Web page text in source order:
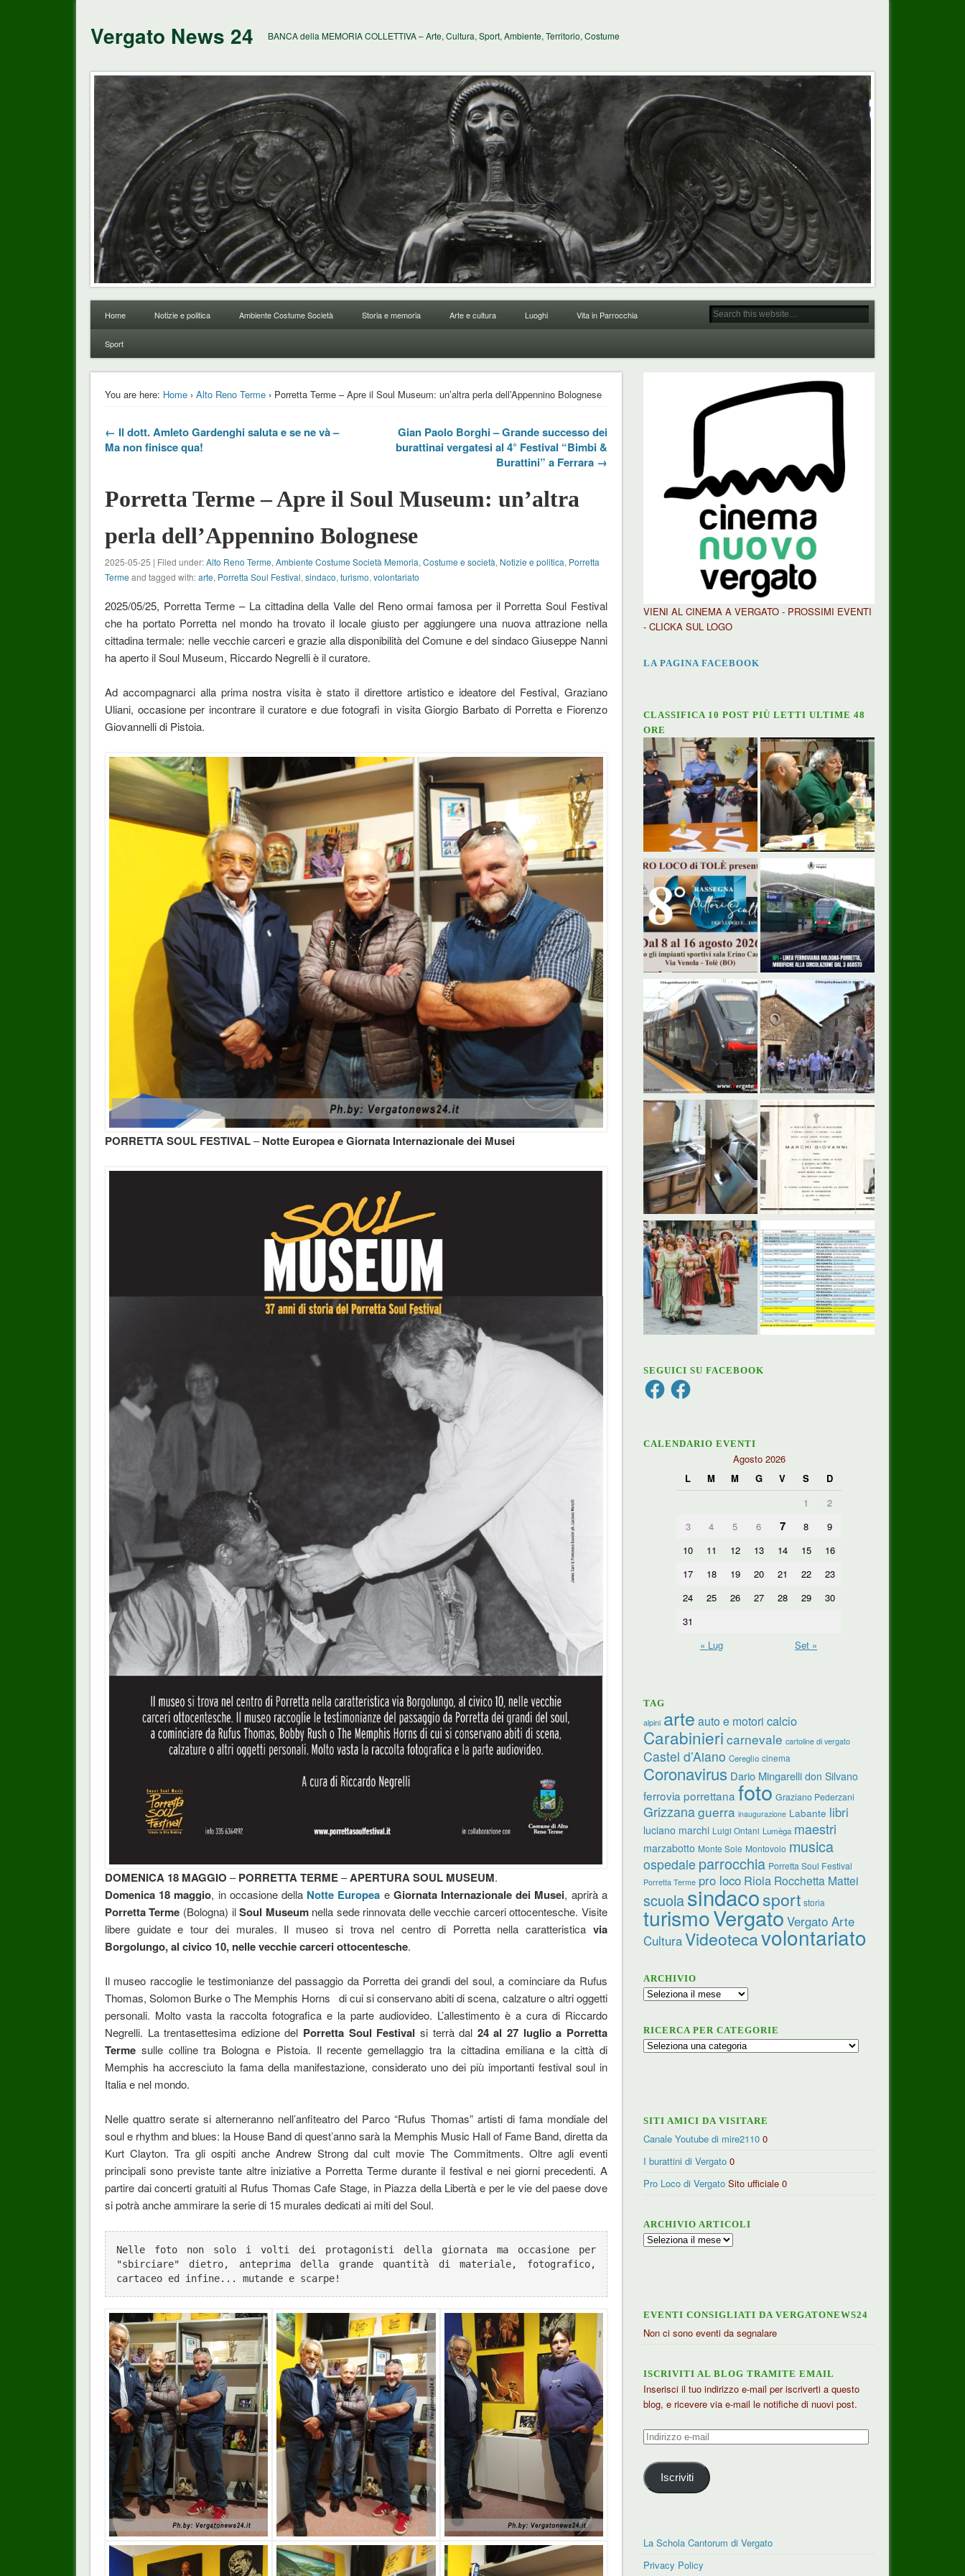
Vergato News 24 BANCA della MEMORIA COLLETTIVA – Arte, Cultura, Sport, Ambiente, Territorio, Costume
Home Notizie e politica Ambiente Costume Società Storia e memoria Arte e cultura Luoghi Vita in Parrocchia
Sport
You are here: Home› Alto Reno Terme› Porretta Terme – Apre il Soul Museum: un’altra perla dell’Appennino Bolognese
← Il dott. Amleto Gardenghi saluta e se ne và –
Ma non finisce qua!
Gian Paolo Borghi – Grande successo dei
burattinai vergatesi al 4° Festival “Bimbi &
Burattini” a Ferrara →
Porretta Terme – Apre il Soul Museum: un’altra
perla dell’Appennino Bolognese
2025-05-25 | Filed under:Alto Reno Terme, Ambiente Costume Società Memoria, Costume e società, Notizie e politica, Porretta
Terme and tagged with:arte, Porretta Soul Festival, sindaco, turismo, volontariato
2025/05/25, Porretta Terme – La cittadina della Valle del Reno ormai famosa per il Porretta Soul Festival
che ha portato Porretta nel mondo ha trovato il locale giusto per aggiungere una nuova attrazione nella
cittadina termale: nelle vecchie carceri e grazie alla disponibilità del Comune e del sindaco Giuseppe Nanni
ha aperto il Soul Museum, Riccardo Negrelli è il curatore.
Ad accompagnarci alla prima nostra visita è stato il direttore artistico e ideatore del Festival, Graziano
Uliani, occasione per incontrare il curatore e due fotografi in visita Giorgio Barbato di Porretta e Fiorenzo
Giovannelli di Pistoia.
PORRETTA SOUL FESTIVAL–Notte Europea e Giornata Internazionale dei Musei
DOMENICA 18 MAGGIO –PORRETTA TERME–APERTURA SOUL MUSEUM.
Domenica 18 maggio, in occasione della Notte Europea e Giornata Internazionale dei Musei, aprirà a
Porretta Terme (Bologna) ilSoul Museumnella sede rinnovata delle vecchie carceri ottocentesche. Visite
libere guidate e tour dei murales. Il museo si trova nel centro di Porretta nella caratteristica via
Borgolungo, al civico 10, nelle vecchie carceri ottocentesche.
Il museo raccoglie le testimonianze del passaggio da Porretta dei grandi del soul, a cominciare da Rufus
Thomas, Solomon Burke o The Memphis Horns di cui si conservano abiti di scena, calzature o altri oggetti
personali. Molto vasta la raccolta fotografica e la parte audiovideo. L’allestimento è a cura di Riccardo
Negrelli. La trentasettesima edizione del Porretta Soul Festival si terrà dal 24 al 27 luglio a Porretta
Termesulle colline tra Bologna e Pistoia. Il recente gemellaggio tra la cittadina emiliana e la città di
Memphis ha accresciuto la fama della manifestazione, considerato uno dei più importanti festival soul in
Italia e nel mondo.
Nelle quattro serate si alterneranno nell’anfiteatro del Parco “Rufus Thomas” artisti di fama mondiale del
soul e rhythm and blues: la House Band di quest’anno sarà la Memphis Music Hall of Fame Band, diretta da
Kurt Clayton. Tra gli ospiti anche Andrew Strong dal cult movie The Commitments. Oltre agli eventi
principali sono previste tante altre iniziative a Porretta Terme durante il festival e nei giorni precedenti. A
partire dai concerti gratuiti al Rufus Thomas Cafe Stage, in Piazza della Libertà e per le vie del paese dove
si potrà anche ammirare la serie di 15 murales dedicati ai miti del Soul.
Nelle foto non solo i volti dei protagonisti della giornata ma occasione per
"sbirciare" dietro, anteprima della grande quantità di materiale, fotografico,
cartaceo ed infine... mutande e scarpe!
VIENI AL CINEMA A VERGATO - PROSSIMI EVENTI
- CLICKA SUL LOGO
LA PAGINA FACEBOOK
CLASSIFICA 10 POST PIÙ LETTI ULTIME 48
ORE
SEGUICI SU FACEBOOK
FacebookFacebook
CALENDARIO EVENTI
Agosto 2026
L
M M G V S
D
1
2
3
4 5 6 7 8
9
10
11 12 13 14 15
16
17
18 19 20 21 22
23
24
25 26 27 28 29
30
31
« Lug
Set »
TAG
alpini arte auto e motori calcio
Carabinieri carnevale cartoline di vergato
Castel d’Aiano Cereglio cinema
Coronavirus Dario Mingarelli don Silvano
ferrovia porrettana foto Graziano Pederzani
Grizzanaguerra inaugurazione Labante libri
luciano marchi Luigi Ontani Lumèga maestri
marzabotto Monte Sole Montovolo musica
ospedale parrocchia Porretta Soul Festival
Porretta Terme pro loco Riola Rocchetta Mattei
scuolasindacosport storia
turismoVergato Vergato Arte
CulturaVideotecavolontariato
ARCHIVIO
Archivio
RICERCA PER CATEGORIE
Ricerca
SITI AMICI DA VISITARE
Canale Youtube di mire2110 0
I burattini di Vergato 0
Pro Loco di Vergato Sito ufficiale 0
ARCHIVIO ARTICOLI
Archivio
EVENTI CONSIGLIATI DA VERGATONEWS24
Non ci sono eventi da segnalare
ISCRIVITI AL BLOG TRAMITE EMAIL
Inserisci il tuo indirizzo e-mail per iscriverti a questo
blog, e ricevere via e-mail le notifiche di nuovi post.
Indirizzo
mail
Iscriviti
La Schola Cantorum di Vergato
Privacy Policy